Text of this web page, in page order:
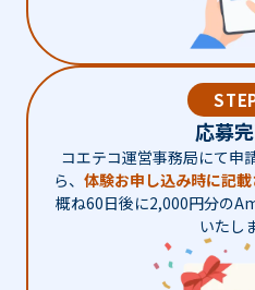
応募
コエテコ運営事務局にて申
ら、 体験お申し込み時に記
概ね60日後に2,000円分の
いたし